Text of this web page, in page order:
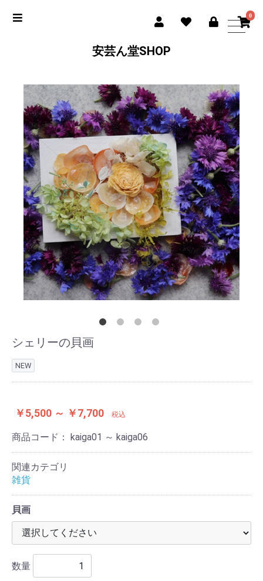
0
安芸ん堂SHOP
シェリーの貝画
NEW
￥5,500 ～ ￥7,700 税込
商品コード： kaiga01 ～ kaiga06
関連カテゴリ
雑貨
貝画
数量